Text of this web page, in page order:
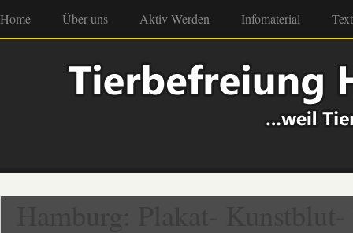
Home Über uns Aktiv Werden Infomaterial